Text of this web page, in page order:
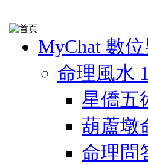
MyChat 數
命理風水
星僑五
葫蘆墩
命理問